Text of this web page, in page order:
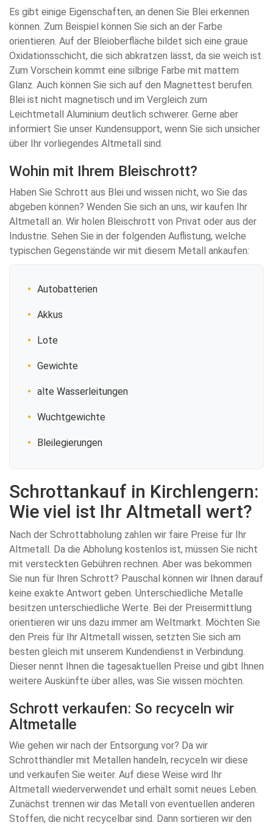
Es gibt einige Eigenschaften, an denen Sie Blei erkennen
können. Zum Beispiel können Sie sich an der Farbe
orientieren. Auf der Bleioberfläche bildet sich eine graue
Oxidationsschicht, die sich abkratzen lässt, da sie weich ist.
Zum Vorschein kommt eine silbrige Farbe mit mattem
Glanz. Auch können Sie sich auf den Magnettest berufen.
Blei ist nicht magnetisch und im Vergleich zum
Leichtmetall Aluminium deutlich schwerer. Gerne aber
informiert Sie unser Kundensupport, wenn Sie sich unsicher
über Ihr vorliegendes Altmetall sind.
Wohin mit Ihrem Bleischrott?
Haben Sie Schrott aus Blei und wissen nicht, wo Sie das
abgeben können? Wenden Sie sich an uns, wir kaufen Ihr
Altmetall an. Wir holen Bleischrott von Privat oder aus der
Industrie. Sehen Sie in der folgenden Auflistung, welche
typischen Gegenstände wir mit diesem Metall ankaufen:
Autobatterien
Akkus
Lote
Gewichte
alte Wasserleitungen
Wuchtgewichte
Bleilegierungen
Schrottankauf in Kirchlengern:
Wie viel ist Ihr Altmetall wert?
Nach der Schrottabholung zahlen wir faire Preise für Ihr
Altmetall. Da die Abholung kostenlos ist, müssen Sie nicht
mit versteckten Gebühren rechnen. Aber was bekommen
Sie nun für Ihren Schrott? Pauschal können wir Ihnen darauf
keine exakte Antwort geben. Unterschiedliche Metalle
besitzen unterschiedliche Werte. Bei der Preisermittlung
orientieren wir uns dazu immer am Weltmarkt. Möchten Sie
den Preis für Ihr Altmetall wissen, setzten Sie sich am
besten gleich mit unserem Kundendienst in Verbindung.
Dieser nennt Ihnen die tagesaktuellen Preise und gibt Ihnen
weitere Auskünfte über alles, was Sie wissen möchten.
Schrott verkaufen: So recyceln wir
Altmetalle
Wie gehen wir nach der Entsorgung vor? Da wir
Schrotthändler mit Metallen handeln, recyceln wir diese
und verkaufen Sie weiter. Auf diese Weise wird Ihr
Altmetall wiederverwendet und erhält somit neues Leben.
Zunächst trennen wir das Metall von eventuellen anderen
Stoffen, die nicht recycelbar sind. Dann sortieren wir den